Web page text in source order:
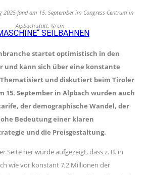
2025 fand am 15. September im Congress Centrum in
Alpbach statt. © cm
SEILBAHNEN
startet optimistisch in den
und kann sich über eine konstante
und diskutiert beim Tiroler
15. September in Alpbach wurden auch
der demographische Wandel, der
Bedeutung einer klaren
und die Preisgestaltung.
Seite her wurde aufgezeigt, dass z. B. in
wie vor konstant 7,2 Millionen der